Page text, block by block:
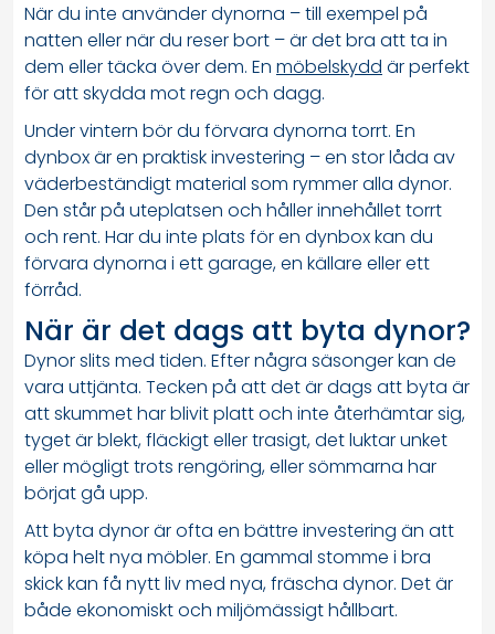
När du inte använder dynorna – till exempel på
natten eller när du reser bort – är det bra att ta in
dem eller täcka över dem. En möbelskydd är perfekt
för att skydda mot regn och dagg.
Under vintern bör du förvara dynorna torrt. En
dynbox är en praktisk investering – en stor låda av
väderbeständigt material som rymmer alla dynor.
Den står på uteplatsen och håller innehållet torrt
och rent. Har du inte plats för en dynbox kan du
förvara dynorna i ett garage, en källare eller ett
förråd.
När är det dags att byta dynor?
Dynor slits med tiden. Efter några säsonger kan de
vara uttjänta. Tecken på att det är dags att byta är
att skummet har blivit platt och inte återhämtar sig,
tyget är blekt, fläckigt eller trasigt, det luktar unket
eller mögligt trots rengöring, eller sömmarna har
börjat gå upp.
Att byta dynor är ofta en bättre investering än att
köpa helt nya möbler. En gammal stomme i bra
skick kan få nytt liv med nya, fräscha dynor. Det är
både ekonomiskt och miljömässigt hållbart.